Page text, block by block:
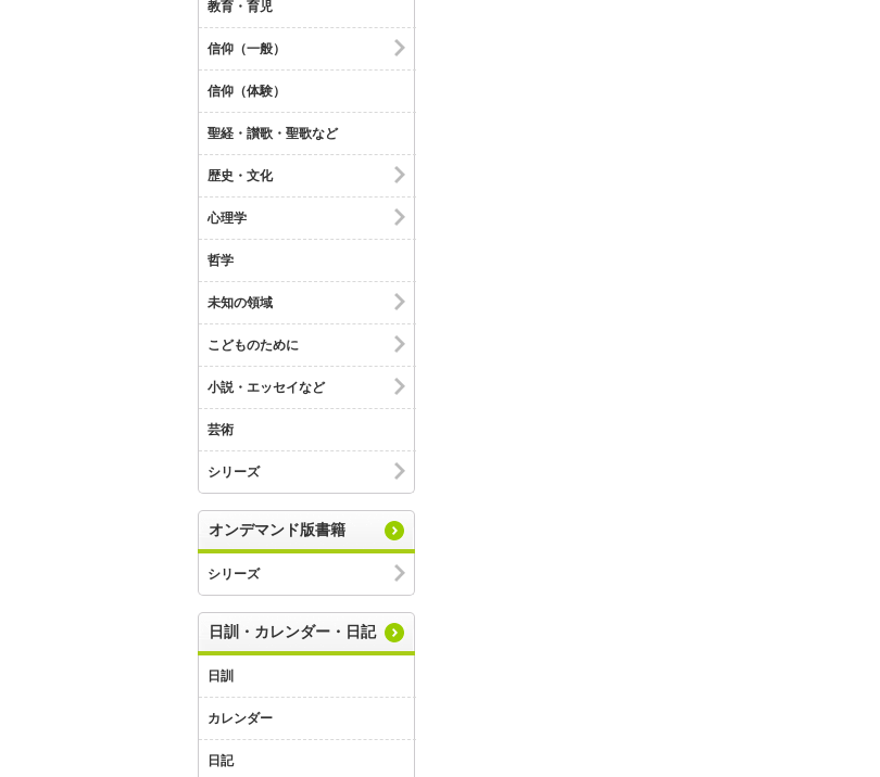
教育・育児
信仰（一般）
信仰（体験）
聖経・讃歌・聖歌など
歴史・文化
心理学
哲学
未知の領域
こどものために
小説・エッセイなど
芸術
シリーズ
オンデマンド版書籍
シリーズ
日訓・カレンダー・日記
日訓
カレンダー
日記